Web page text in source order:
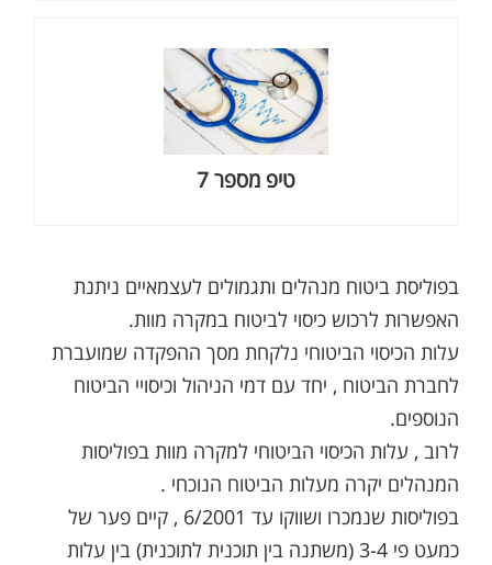
טיפ מספר 7
ביטוח רפואי בריאות פרטי
למאמר בהרחבה
בפוליסת ביטוח מנהלים ותגמולים לעצמאיים ניתנת
האפשרות לרכוש כיסוי לביטוח במקרה מוות.
עלות הכיסוי הביטוחי נלקחת מסך ההפקדה שמועברת
לחברת הביטוח , יחד עם דמי הניהול וכיסויי הביטוח
הנוספים.
לרוב , עלות הכיסוי הביטוחי למקרה מוות בפוליסות
המנהלים יקרה מעלות הביטוח הנוכחי .
בפוליסות שנמכרו ושווקו עד 6/2001 , קיים פער של
כמעט פי 3-4 (משתנה בין תוכנית לתוכנית) בין עלות